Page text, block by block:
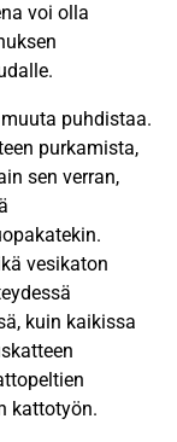
voi olla
puhdistaa.
purkamista,
sen verran,
vesikaton
kuin kaikissa
kattotyön.